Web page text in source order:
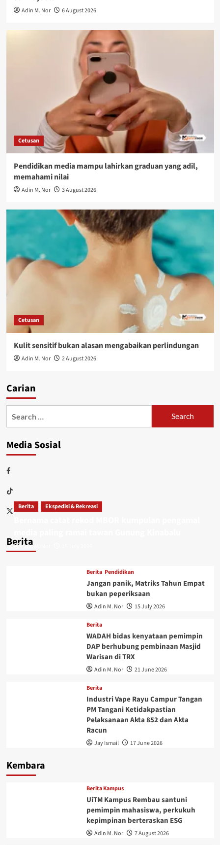
Adin M. Nor 6 August 2026
Cetusan
Pendidikan media mampu lahirkan graduan yang adil,
memahami nilai
Adin M. Nor 3 August 2026
Cetusan
Kulit sensitif bukan alasan mengabaikan perlindungan
Adin M. Nor 2 August 2026
Carian
Media Sosial
Berita
Berita Ekspedisi & Rekreasi
Adin M. Nor
Berita Pendidikan
Jangan panik, Matriks Tahun Empat
bukan peperiksaan
Adin M. Nor 15 July 2026
Berita
WADAH bidas kenyataan pemimpin
DAP berhubung pembinaan Masjid
Warisan di TRX
Adin M. Nor 21 June 2026
Berita
Industri Vape Rayu Campur Tangan
PM Tangani Ketidakpastian
Pelaksanaan Akta 852 dan Akta
Racun
Jay Ismail 17 June 2026
Kembara
Berita Kampus
UiTM Kampus Rembau santuni
pemimpin mahasiswa, perkukuh
kepimpinan berteraskan ESG
Adin M. Nor 7 August 2026